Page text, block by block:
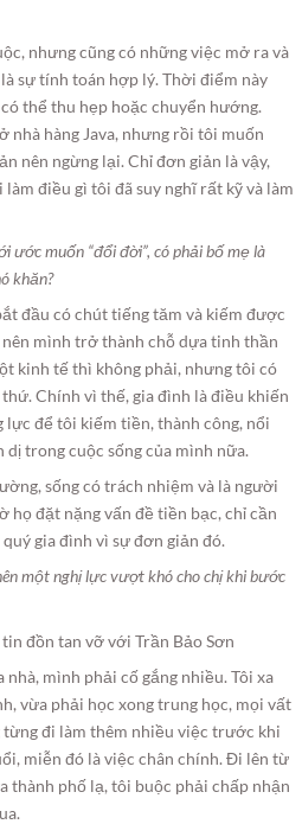
nhưng cũng có những việc mở ra và
sự tính toán hợp lý. Thời điểm này
thể thu hẹp hoặc chuyển hướng.
nhà hàng Java, nhưng rồi tôi muốn
nên ngừng lại. Chỉ đơn giản là vậy,
điều gì tôi đã suy nghĩ rất kỹ và làm
ước muốn “đổi đời”, có phải bố mẹ là
khăn?
đầu có chút tiếng tăm và kiếm được
mình trở thành chỗ dựa tinh thần
kinh tế thì không phải, nhưng tôi có
Chính vì thế, gia đình là điều khiến
lực để tôi kiếm tiền, thành công, nổi
trong cuộc sống của mình nữa.
sống có trách nhiệm và là người
họ đặt nặng vấn đề tiền bạc, chỉ cần
gia đình vì sự đơn giản đó.
một nghị lực vượt khó cho chị khi bước
mình phải cố gắng nhiều. Tôi xa
vừa phải học xong trung học, mọi vất
đi làm thêm nhiều việc trước khi
miễn đó là việc chân chính. Đi lên từ
thành phố lạ, tôi buộc phải chấp nhận